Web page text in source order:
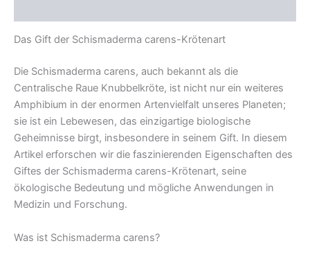
Das Gift der Schismaderma carens-Krötenart
Die Schismaderma carens, auch bekannt als die
Centralische Raue Knubbelkröte, ist nicht nur ein weiteres
Amphibium in der enormen Artenvielfalt unseres Planeten;
sie ist ein Lebewesen, das einzigartige biologische
Geheimnisse birgt, insbesondere in seinem Gift. In diesem
Artikel erforschen wir die faszinierenden Eigenschaften des
Giftes der Schismaderma carens-Krötenart, seine
ökologische Bedeutung und mögliche Anwendungen in
Medizin und Forschung.
Was ist Schismaderma carens?